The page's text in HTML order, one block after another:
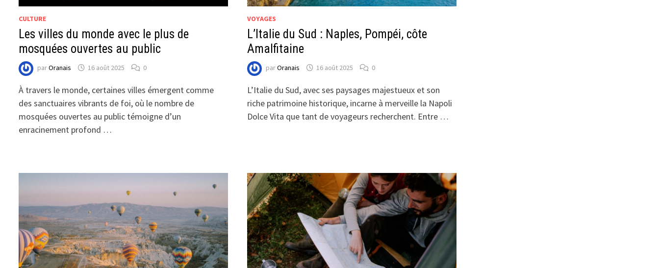
CULTURE
Les villes du monde avec le plus de
mosquées ouvertes au public
parOranais 16 août 2025 0
À travers le monde, certaines villes émergent comme
des sanctuaires vibrants de foi, où le nombre de
mosquées ouvertes au public témoigne d’un
enracinement profond …
VOYAGES
L’Italie du Sud : Naples, Pompéi, côte
Amalfitaine
parOranais 16 août 2025 0
L’Italie du Sud, avec ses paysages majestueux et son
riche patrimoine historique, incarne à merveille la Napoli
Dolce Vita que tant de voyageurs recherchent. Entre …